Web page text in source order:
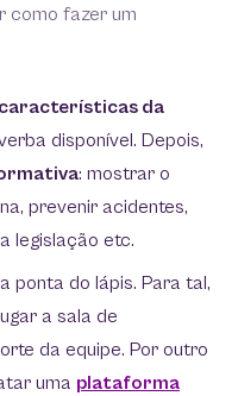
como fazer um
características da
disponível. Depois,
: mostrar o
prevenir acidentes,
legislação etc.
ponta do lápis. Para tal,
a sala de
da equipe. Por outro
uma plataforma